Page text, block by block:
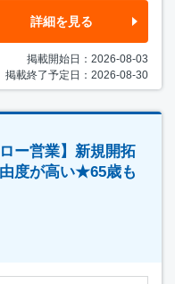
詳細を見る
掲載開始日：2026-08-03
掲載終了予定日：2026-08-30
ー営業】新規開拓
度が高い★65歳も